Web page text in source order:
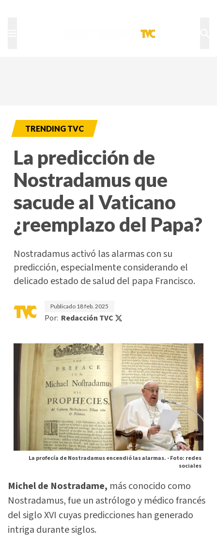
TRENDING TVC
La predicción de
Nostradamus que
sacude al Vaticano
¿reemplazo del Papa?
Nostradamus activó las alarmas con su
predicción, especialmente considerando el
delicado estado de salud del papa Francisco.
Publicado 18 feb. 2025
Por: Redacción TVC
La profecía de Nostradamus encendió las alarmas. -Foto: redes
sociales
Michel de Nostradame, más conocido como
Nostradamus, fue un astrólogo y médico francés
del siglo XVI cuyas predicciones han generado
intriga durante siglos.